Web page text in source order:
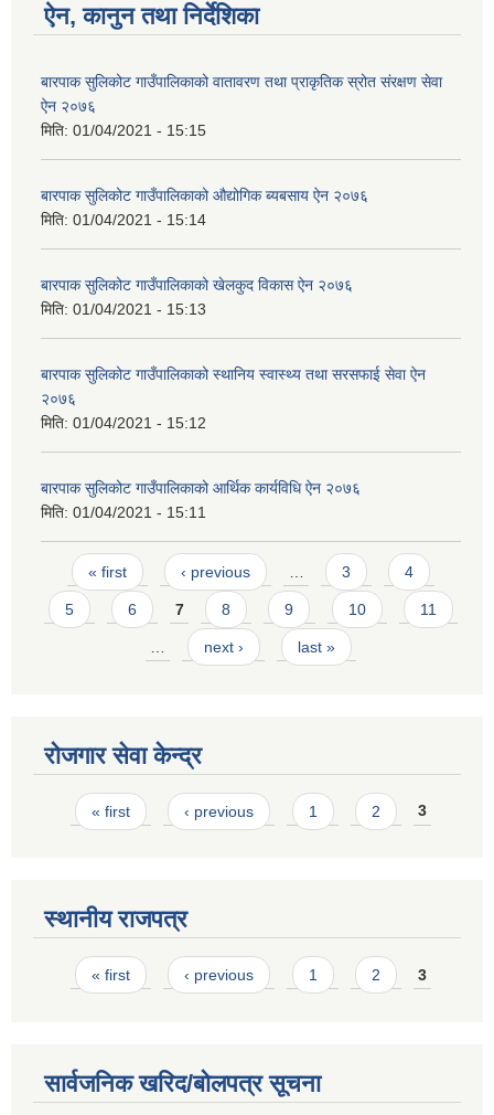
ऐन, कानुन तथा निर्देशिका
बारपाक सुलिकोट गाउँपालिकाको वातावरण तथा प्राकृतिक स्रोत संरक्षण सेवा
ऐन २०७६
मिति: 01/04/2021 - 15:15
बारपाक सुलिकोट गाउँपालिकाको औद्योगिक ब्यबसाय ऐन २०७६
मिति: 01/04/2021 - 15:14
बारपाक सुलिकोट गाउँपालिकाको खेलकुद विकास ऐन २०७६
मिति: 01/04/2021 - 15:13
बारपाक सुलिकोट गाउँपालिकाको स्थानिय स्वास्थ्य तथा सरसफाई सेवा ऐन
२०७६
मिति: 01/04/2021 - 15:12
बारपाक सुलिकोट गाउँपालिकाको आर्थिक कार्यविधि ऐन २०७६
मिति: 01/04/2021 - 15:11
Pages
« first ‹ previous 3 4
5 6 7 8 9 10 11
next › last »
रोजगार सेवा केन्द्र
Pages
« first ‹ previous 1 2 3
स्थानीय राजपत्र
Pages
« first ‹ previous 1 2 3
सार्वजनिक खरिद/बोलपत्र सूचना